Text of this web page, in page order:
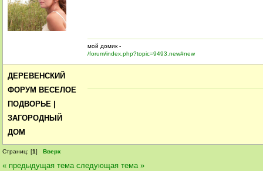
мой домик -
/forum/index.php?topic=9493.new#new
ДЕРЕВЕНСКИЙ
ФОРУМ ВЕСЕЛОЕ
ПОДВОРЬЕ |
ЗАГОРОДНЫЙ
ДОМ
Страниц: [1] Вверх
« предыдущая тема следующая тема »